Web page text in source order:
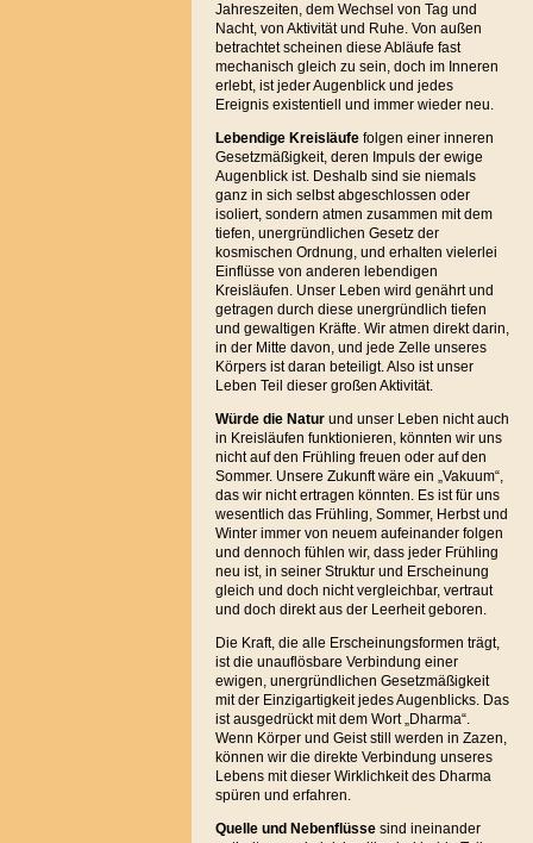
Jahreszeiten, dem Wechsel von Tag und
Nacht, von Aktivität und Ruhe. Von außen
betrachtet scheinen diese Abläufe fast
mechanisch gleich zu sein, doch im Inneren
erlebt, ist jeder Augenblick und jedes
Ereignis existentiell und immer wieder neu.
Lebendige Kreisläufefolgen einer inneren
Gesetzmäßigkeit, deren Impuls der ewige
Augenblick ist. Deshalb sind sie niemals
ganz in sich selbst abgeschlossen oder
isoliert, sondern atmen zusammen mit dem
tiefen, unergründlichen Gesetz der
kosmischen Ordnung, und erhalten vielerlei
Einflüsse von anderen lebendigen
Kreisläufen. Unser Leben wird genährt und
getragen durch diese unergründlich tiefen
und gewaltigen Kräfte. Wir atmen direkt darin,
in der Mitte davon, und jede Zelle unseres
Körpers ist daran beteiligt. Also ist unser
Leben Teil dieser großen Aktivität.
Würde die Naturund unser Leben nicht auch
in Kreisläufen funktionieren, könnten wir uns
nicht auf den Frühling freuen oder auf den
Sommer. Unsere Zukunft wäre ein „Vakuum“,
das wir nicht ertragen könnten. Es ist für uns
wesentlich das Frühling, Sommer, Herbst und
Winter immer von neuem aufeinander folgen
und dennoch fühlen wir, dass jeder Frühling
neu ist, in seiner Struktur und Erscheinung
gleich und doch nicht vergleichbar, vertraut
und doch direkt aus der Leerheit geboren.
Die Kraft, die alle Erscheinungsformen trägt,
ist die unauflösbare Verbindung einer
ewigen, unergründlichen Gesetzmäßigkeit
mit der Einzigartigkeit jedes Augenblicks. Das
ist ausgedrückt mit dem Wort „Dharma“.
Wenn Körper und Geist still werden in Zazen,
können wir die direkte Verbindung unseres
Lebens mit dieser Wirklichkeit des Dharma
spüren und erfahren.
Quelle und Nebenflüssesind ineinander